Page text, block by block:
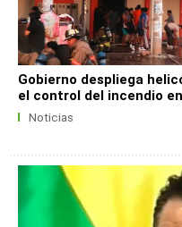
Gobierno despliega
el control del incendio
Noticias